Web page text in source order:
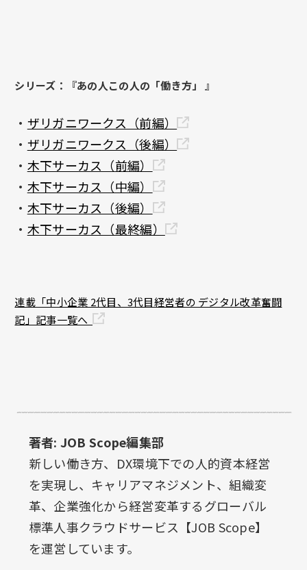
シリーズ：『あの人この人の「働き方」 』
・ ザリガニワークス（前編）
・ ザリガニワークス（後編）
・ 木下サーカス（前編）
・ 木下サーカス（中編）
・ 木下サーカス（後編）
・ 木下サーカス（最終編）
連載「中小企業 2代目、3代目経営者の デジタル改革奮闘
記」記事一覧へ
著者: JOB Scope編集部
新しい働き方、DX環境下での人的資本経営
を実現し、キャリアマネジメント、組織変
革、企業強化から経営変革するグローバル
標準人事クラウドサービス【JOB Scope】
を運営しています。